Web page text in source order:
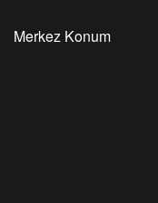
Merkez Konum